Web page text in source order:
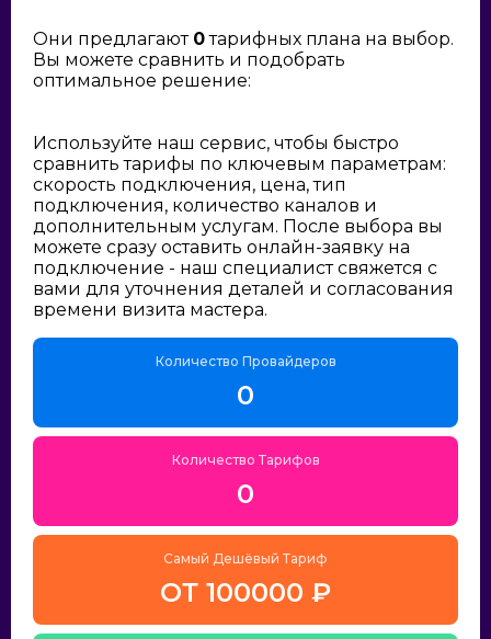
Они предлагают 0тарифных плана на выбор.
Вы можете сравнить и подобрать
оптимальное решение:
Используйте наш сервис, чтобы быстро
сравнить тарифы по ключевым параметрам:
скорость подключения, цена, тип
подключения, количество каналов и
дополнительным услугам. После выбора вы
можете сразу оставить онлайн-заявку на
подключение - наш специалист свяжется с
вами для уточнения деталей и согласования
времени визита мастера.
Количество Провайдеров
0
Количество Тарифов
0
Самый Дешёвый Тариф
ОТ 100000 ₽